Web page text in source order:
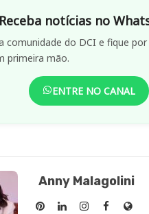
Receba notícias no
comunidade do DCI e fique
primeira mão.
ENTRE NO CANAL
Anny Malagolini
AnnyAnnyAnnyAnnySite